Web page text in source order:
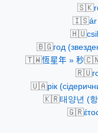
🇸🇰
🇮🇸ár
🇭🇺
🇧🇬год
🇹🇼恆星年 » 秒
🇷🇺
🇺🇦рік
🇰🇷태양년 (
🇬🇷